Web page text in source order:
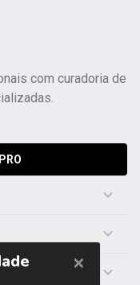
com curadoria de